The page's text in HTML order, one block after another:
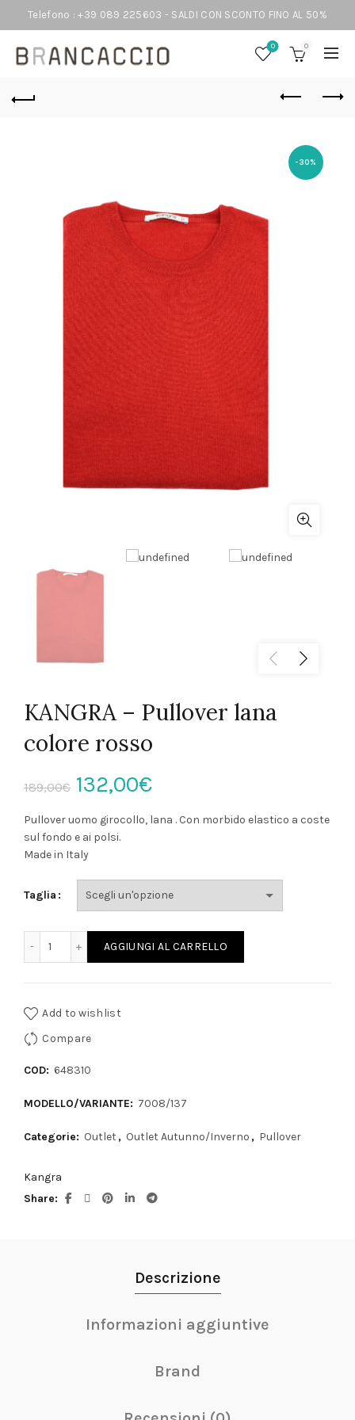
Telefono : +39 089 225603 - SALDI CON SCONTO FINO AL 50%
0 0
-30%
KANGRA – Pullover lana
colore rosso
189,00€ Il
prezzo
originale
era:
132,00€Il
prezzo
è:
Pullover uomo girocollo, lana . Con morbido elastico a coste
sul fondo e ai polsi.
Made in Italy
Taglia
AGGIUNGI AL CARRELLO
Add to wishlist
Compare
COD: 648310
MODELLO/VARIANTE: 7008/137
Categorie: Outlet, Outlet Autunno/Inverno , Pullover
Kangra
Share
Descrizione
Informazioni aggiuntive
Brand